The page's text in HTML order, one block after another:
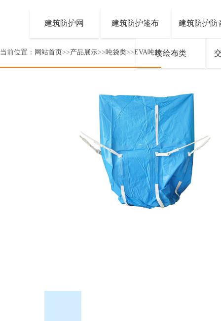
建筑防护网 建筑防护篷布 建筑防护防
喷绘布类
当前位置： 网站首页>>产品展示>>吨袋类>>EVA吨袋